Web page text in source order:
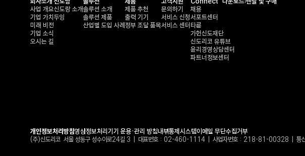
사업 개요
기업 가치
미래 비전
기업 소식
오시는 길
신도랑 소개
두잉
솔루션 소개
솔루션 제품
산업별 도입 사례
제품 추천
출력 기기
정부 조달 품목
문의하기
서비스 신청
서비스 센터
채용
서포트센터
타륜
가헌신도재단
신도리코 유튜브
윤리경영상담센터
파트너정보센터
개인정보처리방침영상정보처리기기 운용•관리 방침내부통제시스템이메일 무단수집거부
(주)신도리코 서울 성동구 성수이로24길 3 | 대표번호 : 02-460-1114 | 사업자번호 : 218-81-00328 | 통